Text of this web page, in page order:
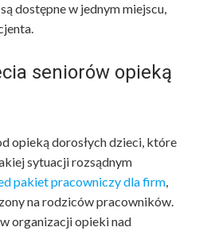
dostępne w jednym miejscu,
seniorów opieką
opieką dorosłych dzieci, które
sytuacji rozsądnym
pakiet pracowniczy dla firm,
na rodziców pracowników.
organizacji opieki nad